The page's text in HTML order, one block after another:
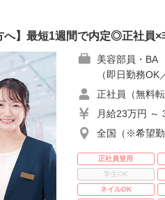
へ】最短1週間で内定◎正社員
美容部員・BA
（即日勤務
正社員（無料
月給23万円 ～
全国（※希望勤
正社員登用
学生OK
ネイルOK